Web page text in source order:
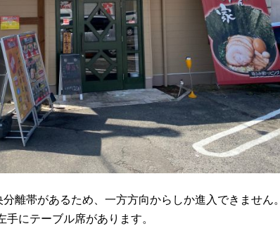
離帯があるため、一方方向からしか進入できません。
にテーブル席があります。